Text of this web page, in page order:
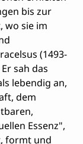
bis zur
wo sie im
(1493-
sah das
lebendig an,
dem
Essenz",
formt und